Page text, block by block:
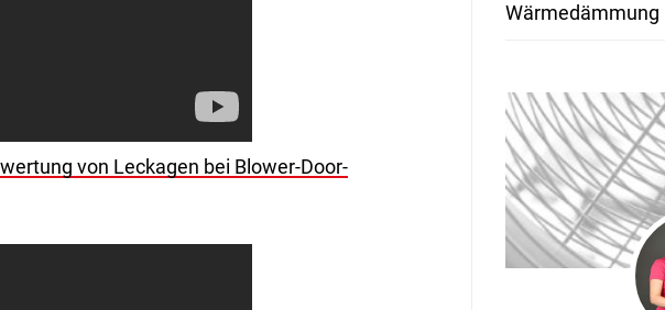
von Leckagen bei Blower-Door-
Wärmedämmung